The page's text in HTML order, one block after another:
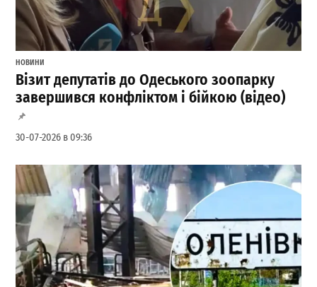
НОВИНИ
Візит депутатів до Одеського зоопарку
завершився конфліктом і бійкою (відео)
30-07-2026 в 09:36